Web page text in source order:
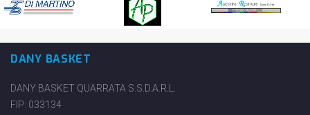
DANY BASKET
DANY BASKET QUARRATA S.S.D.A.R.L.
FIP: 033134